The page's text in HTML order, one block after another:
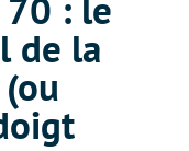
de la